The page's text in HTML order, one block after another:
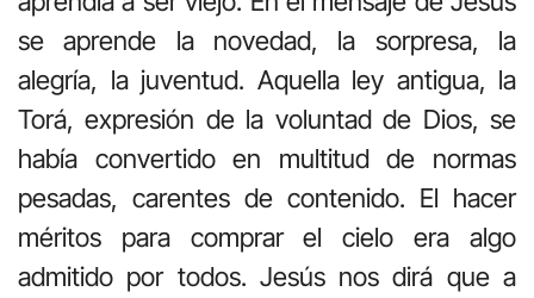
se aprende la novedad, la sorpresa, la
alegría, la juventud. Aquella ley antigua, la
Torá, expresión de la voluntad de Dios, se
había convertido en multitud de normas
pesadas, carentes de contenido. El hacer
méritos para comprar el cielo era algo
admitido por todos. Jesús nos dirá que a